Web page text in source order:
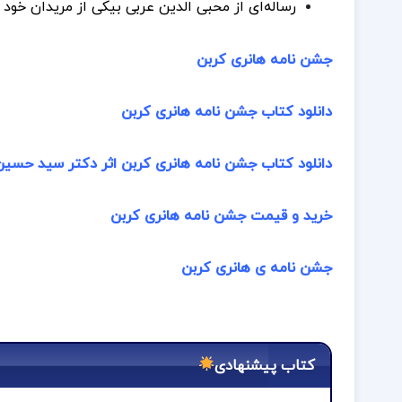
رساله‌ای از محبی الدین عربی بیکی از مریدان خود
جشن نامه هانری کربن
دانلود کتاب جشن نامه هانری کربن
دانلود کتاب جشن نامه هانری کربن اثر دکتر سید
خرید و قیمت جشن نامه هانری کربن
جشن نامه ی هانری کربن
کتاب پیشنهادی